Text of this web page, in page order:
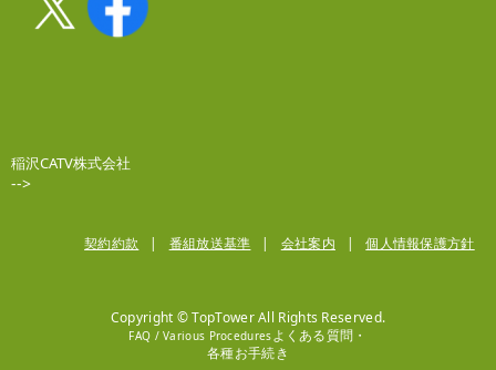
稲沢CATV株式会社
-->
契約約款 番組放送基準 会社案内 個人情報保護方針
Copyright © TopTower All Rights Reserved.
FAQ / Various Proceduresよくある質問・
各種お手続き